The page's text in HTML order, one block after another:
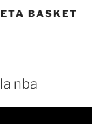
BASKET
nba